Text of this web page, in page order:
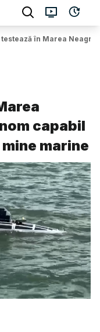
testează în Marea
capabil
marine